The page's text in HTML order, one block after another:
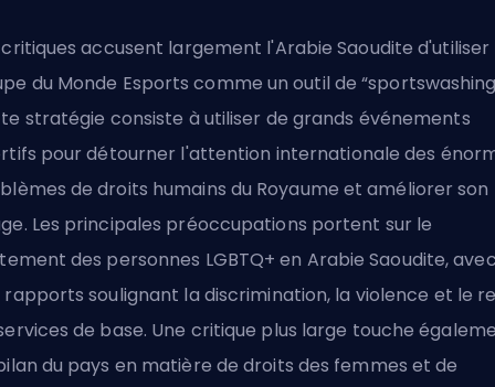
critiques accusent largement l'Arabie Saoudite d'utiliser
du Monde Esports comme un outil de
stratégie consiste à utiliser de grands événements
pour détourner l'attention internationale des
de droits humains du Royaume et améliorer son
Les principales préoccupations portent sur le
des personnes LGBTQ+ en Arabie Saoudite, avec
rapports soulignant la discrimination, la violence et le
de base. Une critique plus large touche
du pays en matière de droits des femmes et de